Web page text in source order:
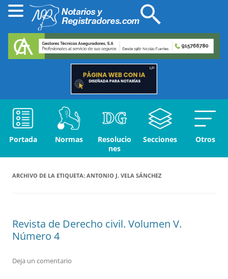
Portada Normas
Resolucio
nes
Secciones Otros
ARCHIVO DE LA ETIQUETA: ANTONIO J. VELA SÁNCHEZ
Revista de Derecho civil. Volumen V.
Número 4
Deja un comentario